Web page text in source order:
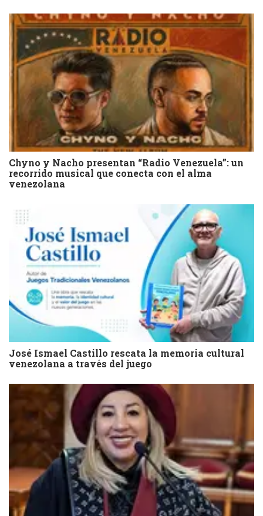
Chyno y Nacho presentan “Radio Venezuela”: un
recorrido musical que conecta con el alma
venezolana
José Ismael Castillo rescata la memoria cultural
venezolana a través del juego